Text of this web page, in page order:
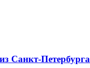
Санкт‑Петербурга